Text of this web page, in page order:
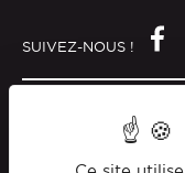
SUIVEZ-NOUS !
Politique de